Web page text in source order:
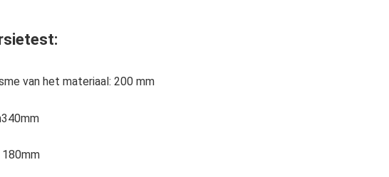
van het materiaal: 200 mm